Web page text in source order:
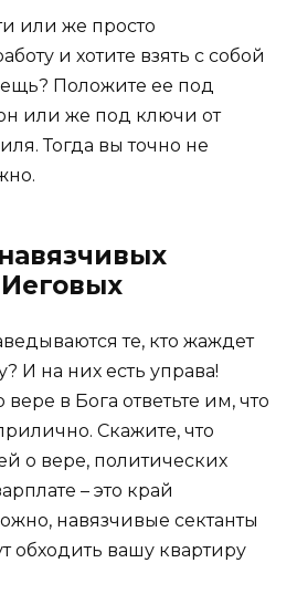
или же просто
и хотите взять с собой
Положите ее под
или же под ключи от
Тогда вы точно не
те, кто жаждет
И на них есть управа!
в Бога ответьте им, что
Скажите, что
о вере, политических
– это край
навязчивые сектанты
обходить вашу квартиру